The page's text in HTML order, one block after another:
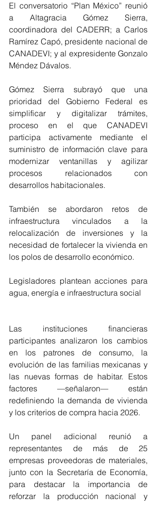
El conversatorio “Plan México” reunió
a Altagracia Gómez Sierra,
coordinadora del CADERR; a Carlos
Ramírez Capó, presidente nacional de
CANADEVI; y al expresidente Gonzalo
Méndez Dávalos.
Gómez Sierra subrayó que una
prioridad del Gobierno Federal es
simplificar y digitalizar trámites,
proceso en el que CANADEVI
participa activamente mediante el
suministro de información clave para
modernizar ventanillas y agilizar
procesos relacionados con
desarrollos habitacionales.
También se abordaron retos de
infraestructura vinculados a la
relocalización de inversiones y la
necesidad de fortalecer la vivienda en
los polos de desarrollo económico.
Legisladores plantean acciones para
agua, energía e infraestructura social
Las instituciones financieras
participantes analizaron los cambios
en los patrones de consumo, la
evolución de las familias mexicanas y
las nuevas formas de habitar. Estos
factores —señalaron— están
redefiniendo la demanda de vivienda
y los criterios de compra hacia 2026.
Un panel adicional reunió a
representantes de más de 25
empresas proveedoras de materiales,
junto con la Secretaría de Economía,
para destacar la importancia de
reforzar la producción nacional y